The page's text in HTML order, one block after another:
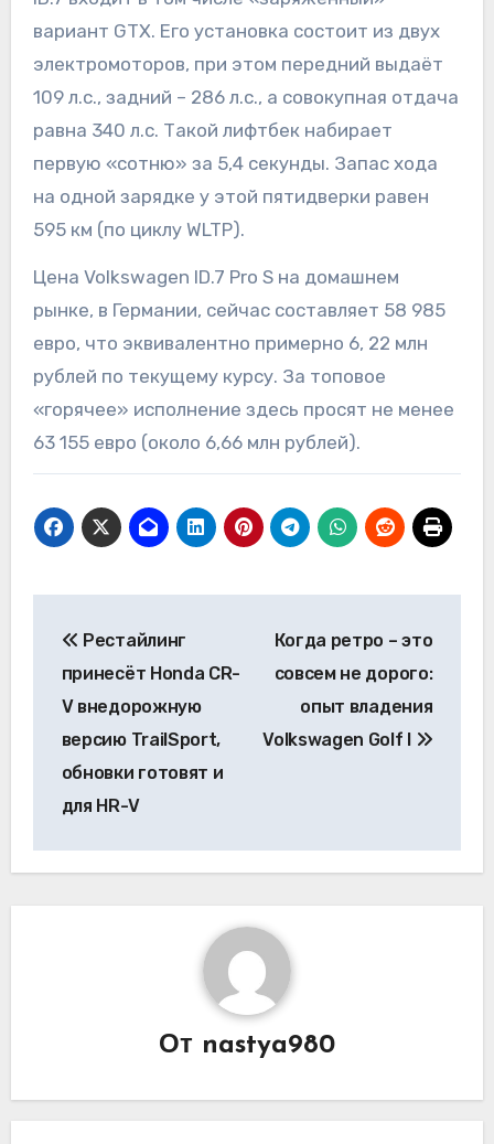
вариант GTX. Его установка состоит из двух
электромоторов, при этом передний выдаёт
109 л.с., задний – 286 л.с., а совокупная отдача
равна 340 л.с. Такой лифтбек набирает
первую «сотню» за 5,4 секунды. Запас хода
на одной зарядке у этой пятидверки равен
595 км (по циклу WLTP).
Цена Volkswagen ID.7 Pro S на домашнем
рынке, в Германии, сейчас составляет 58 985
евро, что эквивалентно примерно 6, 22 млн
рублей по текущему курсу. За топовое
«горячее» исполнение здесь просят не менее
63 155 евро (около 6,66 млн рублей).
по
записям
Рестайлинг
принесёт Honda CR-
V внедорожную
версию TrailSport,
обновки готовят и
для HR-V
Когда ретро – это
совсем не дорого:
опыт владения
Volkswagen Golf I
От nastya980